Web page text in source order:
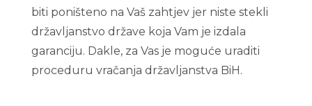
biti poništeno na Vaš zahtjev jer niste stekli
državljanstvo države koja Vam je izdala
garanciju. Dakle, za Vas je moguće uraditi
proceduru vračanja državljanstva BiH.